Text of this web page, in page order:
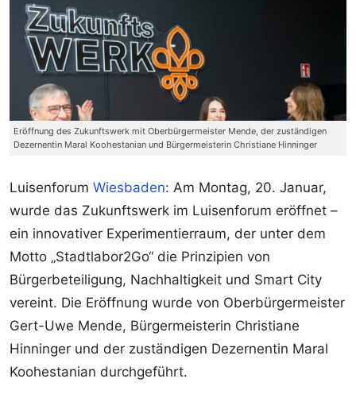
Eröffnung des Zukunftswerk mit Oberbürgermeister Mende, der zuständigen
Dezernentin Maral Koohestanian und Bürgermeisterin Christiane Hinninger
Luisenforum Wiesbaden: Am Montag, 20. Januar,
wurde das Zukunftswerk im Luisenforum eröffnet –
ein innovativer Experimentierraum, der unter dem
Motto „Stadtlabor2Go“ die Prinzipien von
Bürgerbeteiligung, Nachhaltigkeit und Smart City
vereint. Die Eröffnung wurde von Oberbürgermeister
Gert-Uwe Mende, Bürgermeisterin Christiane
Hinninger und der zuständigen Dezernentin Maral
Koohestanian durchgeführt.